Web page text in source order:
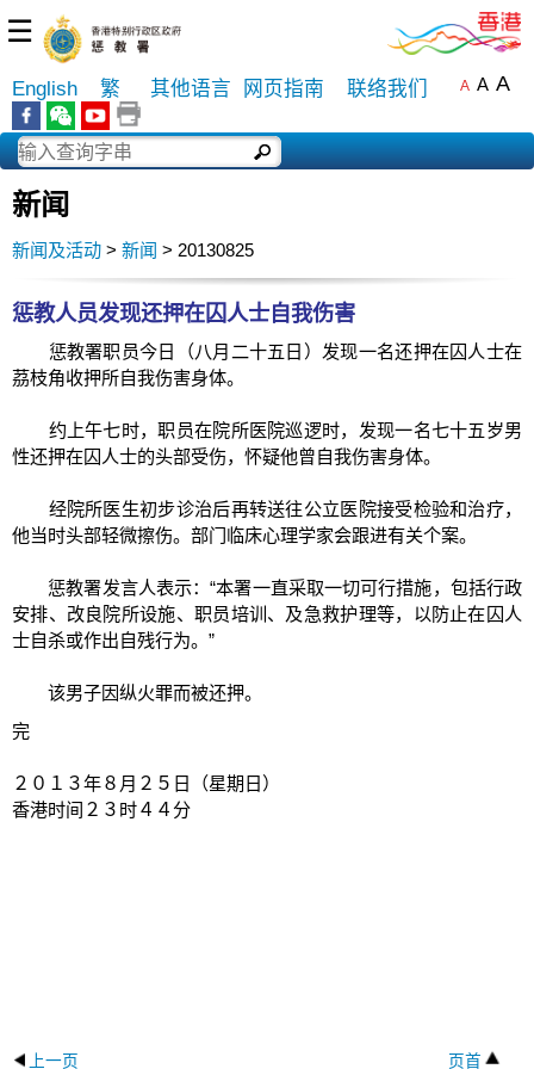
☰
English 繁 其他语言 网页指南 联络我们 A A A
新闻
新闻及活动 > 新闻 > 20130825
惩教人员发现还押在囚人士自我伤害
惩教署职员今日（八月二十五日）发现一名还押在囚人士在
茘枝角收押所自我伤害身体。
约上午七时，职员在院所医院巡逻时，发现一名七十五岁男
性还押在囚人士的头部受伤，怀疑他曾自我伤害身体。
经院所医生初步诊治后再转送往公立医院接受检验和治疗，
他当时头部轻微擦伤。部门临床心理学家会跟进有关个案。
惩教署发言人表示：“本署一直采取一切可行措施，包括行政
安排、改良院所设施、职员培训、及急救护理等，以防止在囚人
士自杀或作出自残行为。”
该男子因纵火罪而被还押。
完
２０１３年８月２５日（星期日）
香港时间２３时４４分
上一页 页首